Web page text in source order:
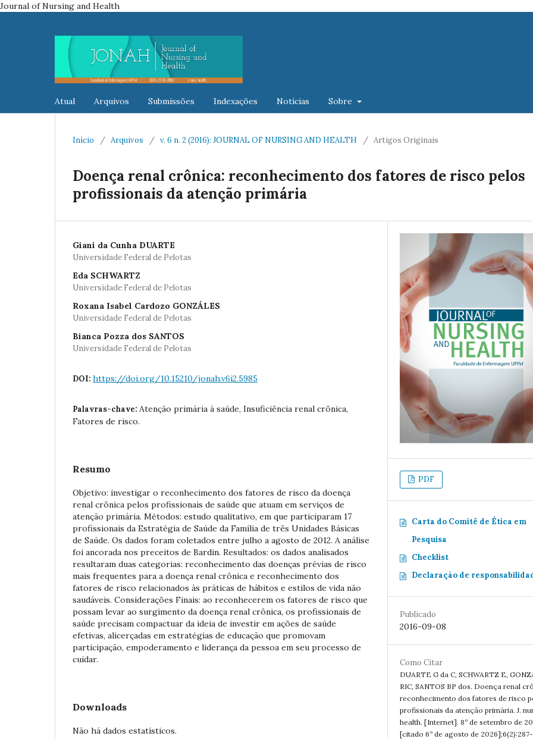
Journal of Nursing and Health
Atual Arquivos Submissões Indexações Notícias Sobre
Início / Arquivos / v. 6 n. 2 (2016): JOURNAL OF NURSING AND HEALTH / Artigos Originais
Doença renal crônica: reconhecimento dos fatores de risco pelos
profissionais da atenção primária
Giani da Cunha DUARTE
Universidade Federal de Pelotas
Eda SCHWARTZ
Universidade Federal de Pelotas
Roxana Isabel Cardozo GONZÁLES
Universidade Federal de Pelotas
Bianca Pozza dos SANTOS
Universidade Federal de Pelotas
DOI: https://doi.org/10.15210/jonah.v6i2.5985
Palavras-chave: Atenção primária à saúde, Insuficiência renal crônica,
Fatores de risco.
Resumo
Objetivo: investigar o reconhecimento dos fatores de risco da doença
renal crônica pelos profissionais de saúde que atuam em serviços de
atenção primária. Métodos: estudo qualitativo, em que participaram 17
profissionais da Estratégia de Saúde da Família de três Unidades Básicas
de Saúde. Os dados foram coletados entre julho a agosto de 2012. A análise
foi ancorada nos preceitos de Bardin. Resultados: os dados analisados
resultaram duas categorias: reconhecimento das doenças prévias de risco
mais frequentes para a doença renal crônica e reconhecimento dos
fatores de risco relacionados às práticas de hábitos e estilos de vida não
saudáveis. Considerações Finais: ao reconhecerem os fatores de risco que
possam levar ao surgimento da doença renal crônica, os profissionais de
saúde precisam compactuar da ideia de investir em ações de saúde
efetivas, alicerçadas em estratégias de educação que promovam
participação, empoderamento e liderança da pessoa em seu processo de
cuidar.
Downloads
Não há dados estatísticos.
PDF
Carta do Comitê de Ética em
Pesquisa
Checklist
Declaração de
Publicado
2016-09-08
Como Citar
DUARTE G da C, SCHWARTZ E,
RIC, SANTOS BP dos. Doença renal
reconhecimento dos fatores de risco
profissionais da atenção primária. J.
health. [Internet]. 8º de setembro de
[citado 6º de agosto de 2026];6(2):287-